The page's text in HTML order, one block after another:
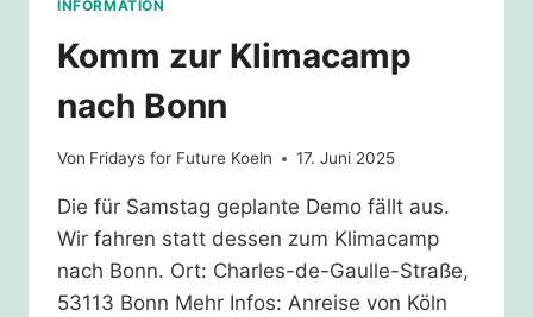
INFORMATION
Komm zur Klimacamp
nach Bonn
Von Fridays for Future Koeln 17. Juni 2025
Die für Samstag geplante Demo fällt aus.
Wir fahren statt dessen zum Klimacamp
nach Bonn. Ort: Charles-de-Gaulle-Straße,
53113 Bonn Mehr Infos: Anreise von Köln